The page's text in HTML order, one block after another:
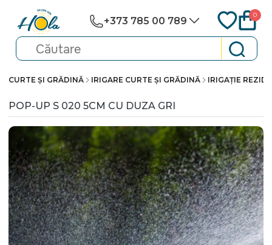
+373 785 00 789
0
CURTE ȘI GRĂDINĂ IRIGARE CURTE ȘI GRĂDINĂ IRIGAȚIE
POP-UP S 020 5CM CU DUZA GRI